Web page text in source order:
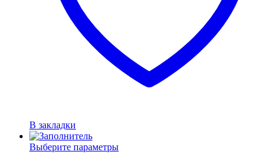
В закладки
Выберите параметры